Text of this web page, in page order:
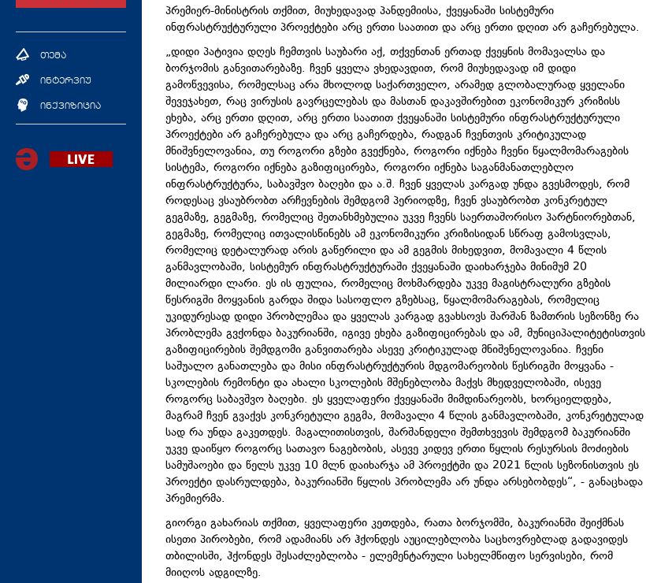
თემა
ინტერვიუ
ინქვიზიცია
პრემიერ-მინისტრის თქმით, მიუხედავად პანდემიისა, ქვეყანაში სისტემური
ინფრასტრუქტურული პროექტები არც ერთი საათით და არც ერთი დღით არ გაჩერებულა.
„დიდი პატივია დღეს ჩემთვის საუბარი აქ, თქვენთან ერთად ქვეყნის მომავალსა და
ბორჯომის განვითარებაზე. ჩვენ ყველა ვხედავდით, რომ მიუხედავად იმ დიდი
გამოწვევისა, რომელსაც არა მხოლოდ საქართველო, არამედ გლობალურად ყველანი
შევეჯახეთ, რაც ვირუსის გავრცელებას და მასთან დაკავშირებით ეკონომიკურ კრიზისს
ეხება, არც ერთი დღით, არც ერთი საათით ქვეყანაში სისტემური ინფრასტრუქტურული
პროექტები არ გაჩერებულა და არც გაჩერდება, რადგან ჩვენთვის კრიტიკულად
მნიშვნელოვანია, თუ როგორი გზები გვექნება, როგორი იქნება ჩვენი წყალმომარაგების
სისტემა, როგორი იქნება გაზიფიცირება, როგორი იქნება საგანმანათლებლო
ინფრასტრუქტურა, საბავშვო ბაღები და ა.შ. ჩვენ ყველას კარგად უნდა გვესმოდეს, რომ
როდესაც ვსაუბრობთ არჩევნების შემდგომ პერიოდზე, ჩვენ ვსაუბრობთ კონკრეტულ
გეგმაზე, გეგმაზე, რომელიც შეთანხმებულია უკვე ჩვენს საერთაშორისო პარტნიორებთან,
გეგმაზე, რომელიც ითვალისწინებს ამ ეკონომიკური კრიზისიდან სწრაფ გამოსვლას,
რომელიც დეტალურად არის გაწერილი და ამ გეგმის მიხედვით, მომავალი 4 წლის
განმავლობაში, სისტემურ ინფრასტრუქტურაში ქვეყანაში დაიხარჯება მინიმუმ 20
მილიარდი ლარი. ეს ის ფულია, რომელიც მოხმარდება უკვე მაგისტრალური გზების
წესრიგში მოყვანის გარდა შიდა სასოფლო გზებსაც, წყალმომარაგებას, რომელიც
უკიდურესად დიდი პრობლემაა და ყველას კარგად გვახსოვს შარშან ზამთრის სეზონზე რა
პრობლემა გვქონდა ბაკურიანში, იგივე ეხება გაზიფიცირებას და ამ, მუნიციპალიტეტისთვის
გაზიფიცირების შემდგომი განვითარება ასევე კრიტიკულად მნიშვნელოვანია. ჩვენი
საშუალო განათლება და მისი ინფრასტრუქტურის მდგომარეობის წესრიგში მოყვანა -
სკოლების რემონტი და ახალი სკოლების მშენებლობა მაქვს მხედველობაში, ისევე
როგორც საბავშვო ბაღები. ეს ყველაფერი ქვეყანაში მიმდინარეობს, ხორციელდება,
მაგრამ ჩვენ გვაქვს კონკრეტული გეგმა, მომავალი 4 წლის განმავლობაში, კონკრეტულად
სად რა უნდა გაკეთდეს. მაგალითისთვის, შარშანდელი შემთხვევის შემდგომ ბაკურიანში
უკვე დაიწყო როგორც სათავო ნაგებობის, ასევე კიდევ ერთი წყლის რესურსის მოძიების
სამუშაოები და წელს უკვე 10 მლნ დაიხარჯა ამ პროექტში და 2021 წლის სეზონისთვის ეს
პროექტი დასრულდება, ბაკურიანში წყლის პრობლემა არ უნდა არსებობდეს“, - განაცხადა
პრემიერმა.
გიორგი გახარიას თქმით, ყველაფერი კეთდება, რათა ბორჯომში, ბაკურიანში შეიქმნას
ისეთი პირობები, რომ ადამიანს არ ჰქონდეს აუცილებლობა საცხოვრებლად გადავიდეს
თბილისში, ჰქონდეს შესაძლებლობა - ელემენტარული სახელმწიფო სერვისები, რომ
მიიღოს ადგილზე.